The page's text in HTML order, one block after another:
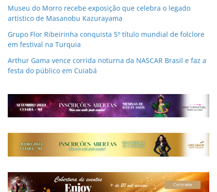
Museu do Morro recebe exposição que celebra o legado
artístico de Masanobu Kazurayama
Grupo Flor Ribeirinha conquista 5º título mundial de folclore
em festival na Turquia
Arthur Gama vence corrida noturna da NASCAR Brasil e faz a
festa do público em Cuiabá